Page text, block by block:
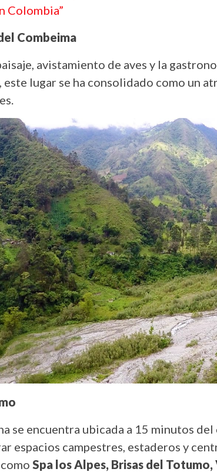
Colombia”
Combeima
avistamiento de aves y la
este lugar se ha consolidado como un
se encuentra ubicada a 15 minutos
espacios campestres, estaderos y
Spa los Alpes, Brisas del